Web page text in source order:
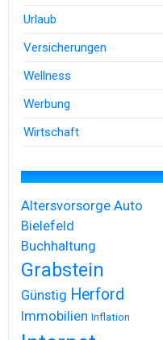
Urlaub
Versicherungen
Wellness
Werbung
Wirtschaft
Altersvorsorge Auto
Bielefeld
Buchhaltung
Grabstein
Günstig Herford
Immobilien Inflation